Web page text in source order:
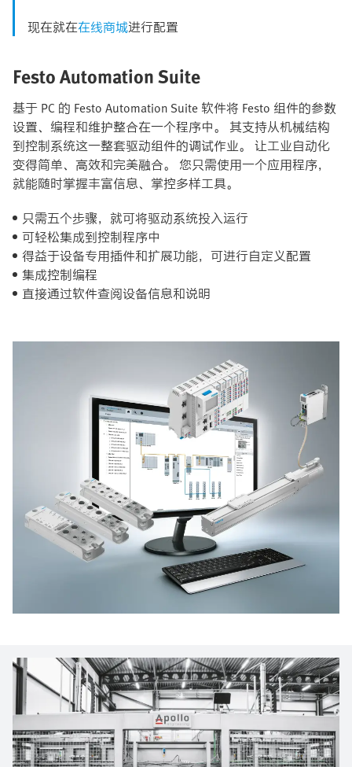
现在就在在线商城进行配置
Festo Automation Suite
基于 PC 的 Festo Automation Suite 软件将 Festo 组件的参数
设置、编程和维护整合在一个程序中。 其支持从机械结构
到控制系统这一整套驱动组件的调试作业。 让工业自动化
变得简单、高效和完美融合。 您只需使用一个应用程序，
就能随时掌握丰富信息、掌控多样工具。
只需五个步骤，就可将驱动系统投入运行​
可轻松集成到控制程序中​
得益于设备专用插件和扩展功能，可进行自定义配置​
集成控制编程​
直接通过软件查阅设备信息和说明